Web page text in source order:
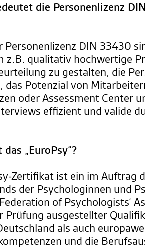
die Personenlizenz
Personenlizenz DIN 33430
z.B. qualitativ hochwertige
zu gestalten, die
das Potenzial von
oder Assessment Center
effizient und valide
„EuroPsy“?
Zertifikat ist ein im Auftrag
der Psychologinnen und
of Psychologists‘
Prüfung ausgestellter
als auch
und die